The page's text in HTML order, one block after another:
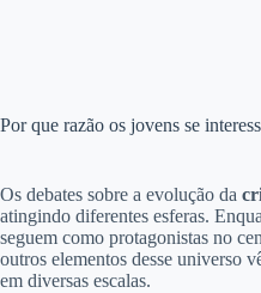
Por que razão os jovens se
Os debates sobre a evolução da
atingindo diferentes esferas.
seguem como protagonistas no
outros elementos desse universo
em diversas escalas.